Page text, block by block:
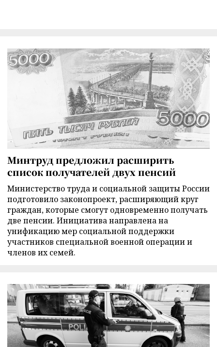
Минтруд предложил расширить
список получателей двух пенсий
Министерство труда и социальной защиты России
подготовило законопроект, расширяющий круг
граждан, которые смогут одновременно получать
две пенсии. Инициатива направлена на
унификацию мер социальной поддержки
участников специальной военной операции и
членов их семей.